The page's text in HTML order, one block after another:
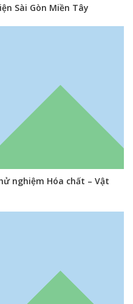
Sài Gòn Miền Tây
nghiệm Hóa chất – Vật